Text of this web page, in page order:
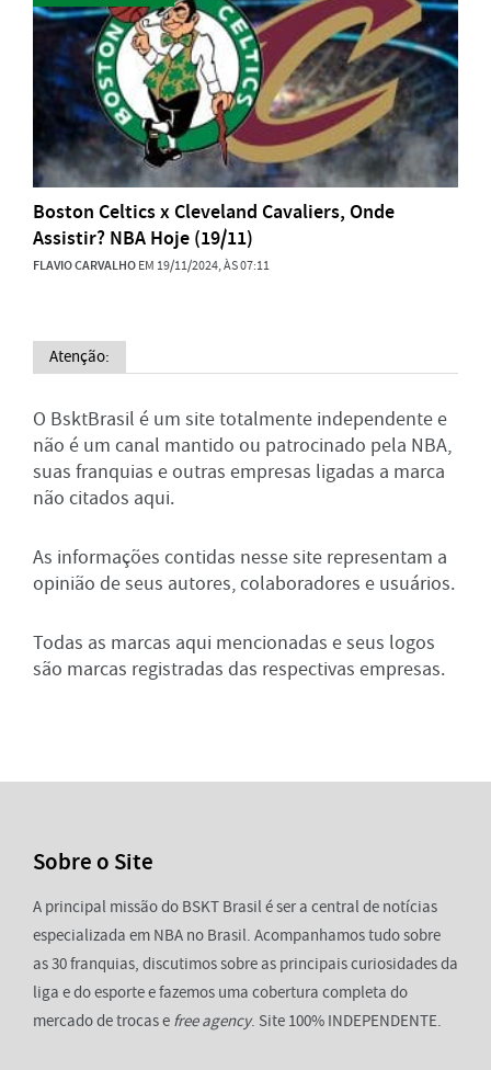
Boston Celtics x Cleveland Cavaliers, Onde
Assistir? NBA Hoje (19/11)
FLAVIO CARVALHOEM 19/11/2024, ÀS 07:11
Atenção:
O BsktBrasil é um site totalmente independente e
não é um canal mantido ou patrocinado pela NBA,
suas franquias e outras empresas ligadas a marca
não citados aqui.
As informações contidas nesse site representam a
opinião de seus autores, colaboradores e usuários.
Todas as marcas aqui mencionadas e seus logos
são marcas registradas das respectivas empresas.
Sobre o Site
A principal missão do BSKT Brasil é ser a central de notícias
especializada em NBA no Brasil. Acompanhamos tudo sobre
as 30 franquias, discutimos sobre as principais curiosidades da
liga e do esporte e fazemos uma cobertura completa do
mercado de trocas e free agency. Site 100% INDEPENDENTE.